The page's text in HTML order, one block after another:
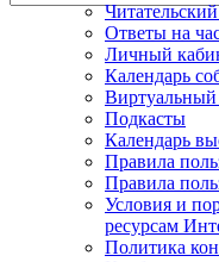
Ответы на
Личный
Календарь
Виртуальный
Подкасты
Календарь
Правила
Правила
Условия и
ресурсам
Политика